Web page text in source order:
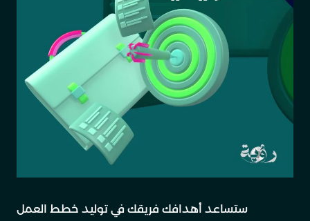
ستساعد أهدافك فريقك في توليد خطط العمل